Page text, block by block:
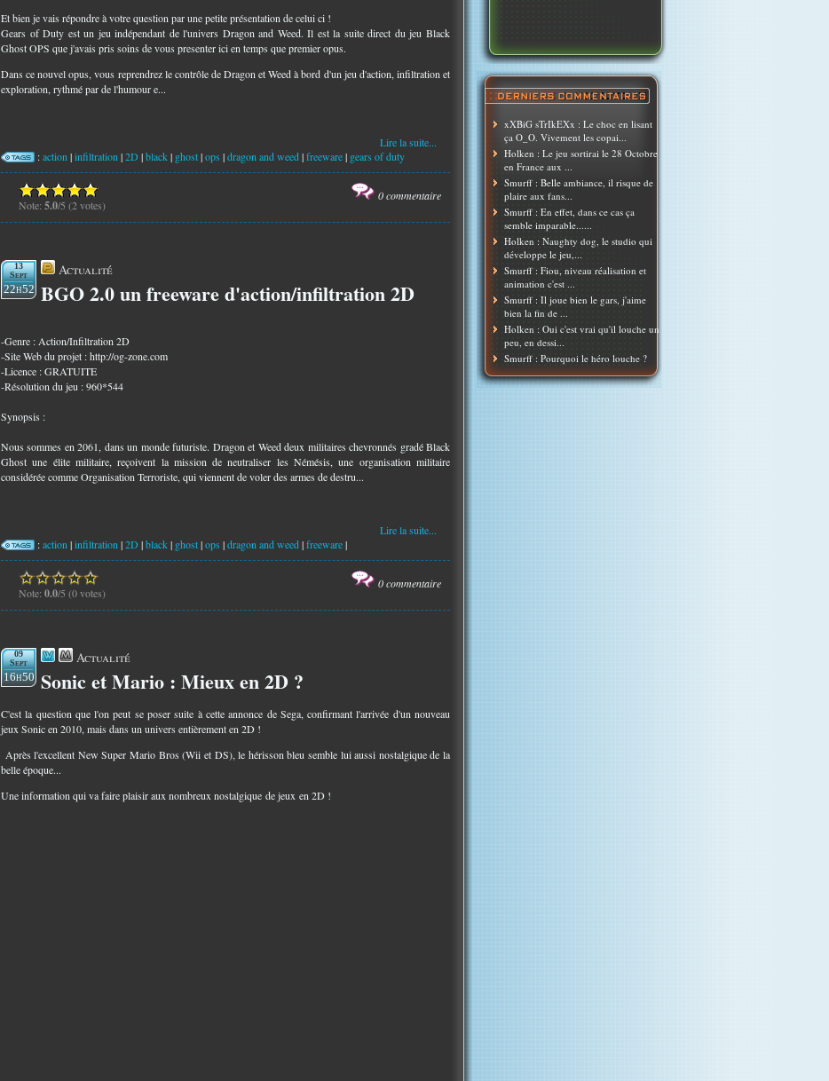
xXBiG sTrIkEXx : Le choc en lisant
ça O_O. Vivement les copai...
Holken : Le jeu sortirai le 28 Octobre
en France aux ...
Smurff : Belle ambiance, il risque de
plaire aux fans...
Smurff : En effet, dans ce cas ça
semble imparable......
Holken : Naughty dog, le studio qui
développe le jeu,...
Smurff : Fiou, niveau réalisation et
animation c'est ...
Smurff : Il joue bien le gars, j'aime
bien la fin de ...
Holken : Oui c'est vrai qu'il louche un
peu, en dessi...
Smurff : Pourquoi le héro louche ?
Et bien je vais répondre à votre question par une petite présentation de celui ci !
Gears of Duty est un jeu indépendant de l'univers Dragon and Weed. Il est la suite direct du jeu Black
Ghost OPS que j'avais pris soins de vous presenter ici en temps que premier opus.
Dans ce nouvel opus, vous reprendrez le contrôle de Dragon et Weed à bord d'un jeu d'action, infiltration et
exploration, rythmé par de l'humour e...
Lire la suite...
:action |infiltration |2D |black| ghost|ops |dragon and weed|freeware| gears of duty
0 commentaire
Note: 5.0/5 (2 votes)
13
Sept
22h52
Actualité
BGO 2.0 un freeware d'action/infiltration 2D
-Genre : Action/Infiltration 2D
-Site Web du projet : http://og-zone.com
-Licence : GRATUITE
-Résolution du jeu : 960*544
Synopsis :
Nous sommes en 2061, dans un monde futuriste. Dragon et Weed deux militaires chevronnés gradé Black
Ghost une élite militaire, reçoivent la mission de neutraliser les Némésis, une organisation militaire
considérée comme Organisation Terroriste, qui viennent de voler des armes de destru...
Lire la suite...
:action |infiltration |2D |black| ghost|ops |dragon and weed|freeware|
0 commentaire
Note: 0.0/5 (0 votes)
09
Sept
16h50
Actualité
Sonic et Mario : Mieux en 2D ?
C'est la question que l'on peut se poser suite à cette annonce de Sega, confirmant l'arrivée d'un nouveau
jeux Sonic en 2010, mais dans un univers entièrement en 2D !
Après l'excellent New Super Mario Bros (Wii et DS), le hérisson bleu semble lui aussi nostalgique de la
belle époque...
Une information qui va faire plaisir aux nombreux nostalgique de jeux en 2D !